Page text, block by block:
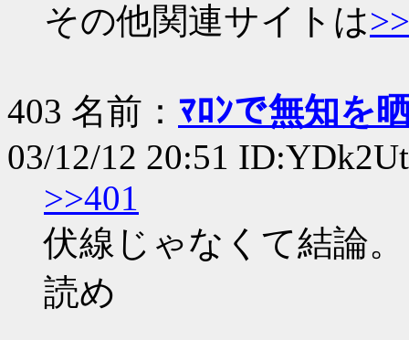
その他関連サイトは
403 名前： ﾏﾛﾝで無知を
03/12/12 20:51
>>401
伏線じゃなくて結論
読め